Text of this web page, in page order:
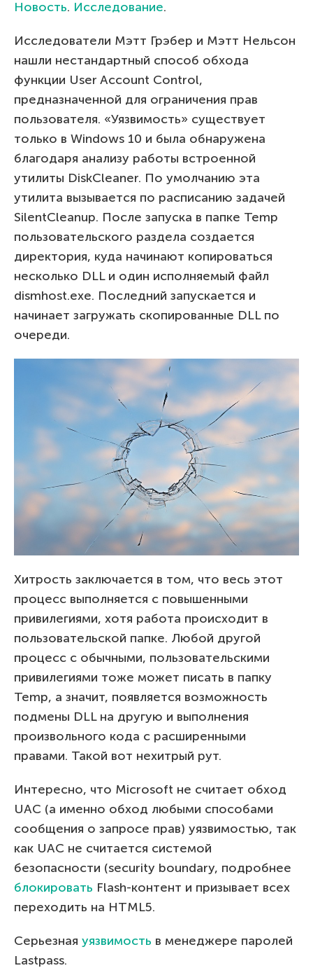
Новость. Исследование.
Исследователи Мэтт Грэбер и Мэтт Нельсон
нашли нестандартный способ обхода
функции User Account Control,
предназначенной для ограничения прав
пользователя. «Уязвимость» существует
только в Windows 10 и была обнаружена
благодаря анализу работы встроенной
утилиты DiskCleaner. По умолчанию эта
утилита вызывается по расписанию задачей
SilentCleanup. После запуска в папке Temp
пользовательского раздела создается
директория, куда начинают копироваться
несколько DLL и один исполняемый файл
dismhost.exe. Последний запускается и
начинает загружать скопированные DLL по
очереди.
Хитрость заключается в том, что весь этот
процесс выполняется с повышенными
привилегиями, хотя работа происходит в
пользовательской папке. Любой другой
процесс с обычными, пользовательскими
привилегиями тоже может писать в папку
Temp, а значит, появляется возможность
подмены DLL на другую и выполнения
произвольного кода с расширенными
правами. Такой вот нехитрый рут.
Интересно, что Microsoft не считает обход
UAC (а именно обход любыми способами
сообщения о запросе прав) уязвимостью, так
как UAC не считается системой
безопасности (security boundary, подробнее
блокировать Flash-контент и призывает всех
переходить на HTML5.
Серьезная уязвимость в менеджере паролей
Lastpass.